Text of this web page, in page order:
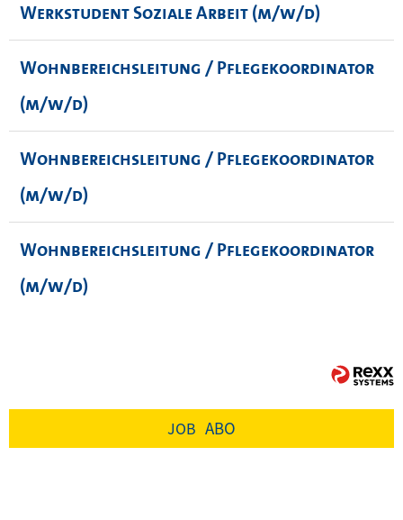
Werkstudent Soziale Arbeit (m/w/d)
Wohnbereichsleitung / Pflegekoordinator
(m/w/d)
Wohnbereichsleitung / Pflegekoordinator
(m/w/d)
Wohnbereichsleitung / Pflegekoordinator
(m/w/d)
JOB ABO